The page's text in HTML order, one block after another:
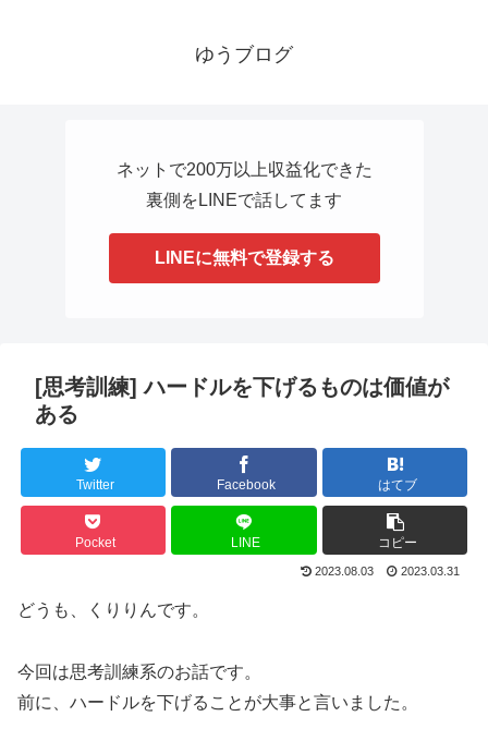
ゆうブログ
ネットで200万以上収益化できた
裏側をLINEで話してます
LINEに無料で登録する
[思考訓練] ハードルを下げるものは価値が
ある
Twitter Facebook はてブ
Pocket LINE コピー
2023.08.03 2023.03.31
どうも、くりりんです。
今回は思考訓練系のお話です。
前に、ハードルを下げることが大事と言いました。